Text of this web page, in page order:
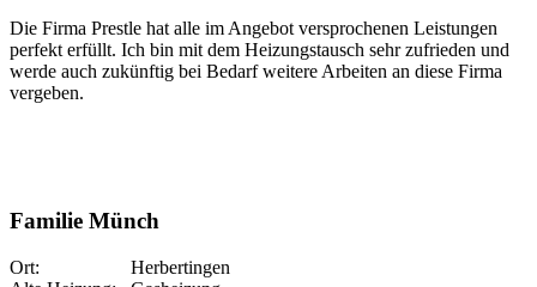
Die Firma Prestle hat alle im Angebot versprochenen Leistungen
perfekt erfüllt. Ich bin mit dem Heizungstausch sehr zufrieden und
werde auch zukünftig bei Bedarf weitere Arbeiten an diese Firma
vergeben.
Familie Münch
Ort: Herbertingen